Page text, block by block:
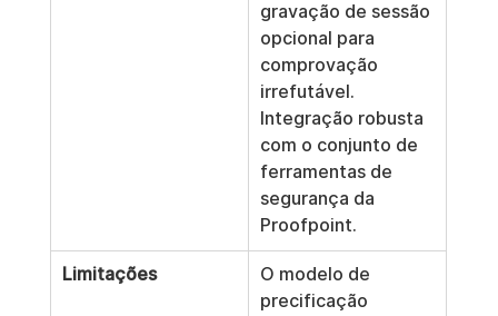
gravação de sessão
opcional para
comprovação
irrefutável.
Integração robusta
com o conjunto de
ferramentas de
segurança da
Proofpoint.
Limitações
O modelo de
precificação